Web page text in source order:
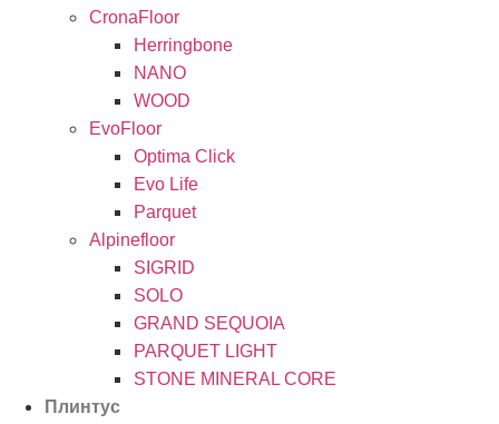
CronaFloor
Herringbone
NANO
WOOD
EvoFloor
Optima Click
Evo Life
Parquet
Alpinefloor
SIGRID
SOLO
GRAND SEQUOIA
PARQUET LIGHT
STONE MINERAL CORE
Плинтус